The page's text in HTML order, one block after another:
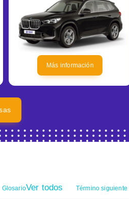
Más información
GlosarioVer todos Término siguiente